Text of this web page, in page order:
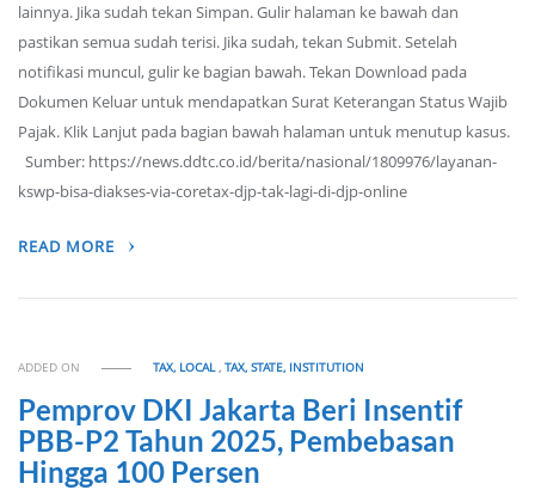
lainnya. Jika sudah tekan Simpan. Gulir halaman ke bawah dan
pastikan semua sudah terisi. Jika sudah, tekan Submit. Setelah
notifikasi muncul, gulir ke bagian bawah. Tekan Download pada
Dokumen Keluar untuk mendapatkan Surat Keterangan Status Wajib
Pajak. Klik Lanjut pada bagian bawah halaman untuk menutup kasus.
Sumber: https://news.ddtc.co.id/berita/nasional/1809976/layanan-
kswp-bisa-diakses-via-coretax-djp-tak-lagi-di-djp-online
READ MORE
ADDED ON TAX, LOCAL,TAX, STATE, INSTITUTION
Pemprov DKI Jakarta Beri Insentif
PBB-P2 Tahun 2025, Pembebasan
Hingga 100 Persen